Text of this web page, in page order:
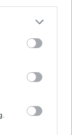
με αγέλη
και
«Προχωρούν